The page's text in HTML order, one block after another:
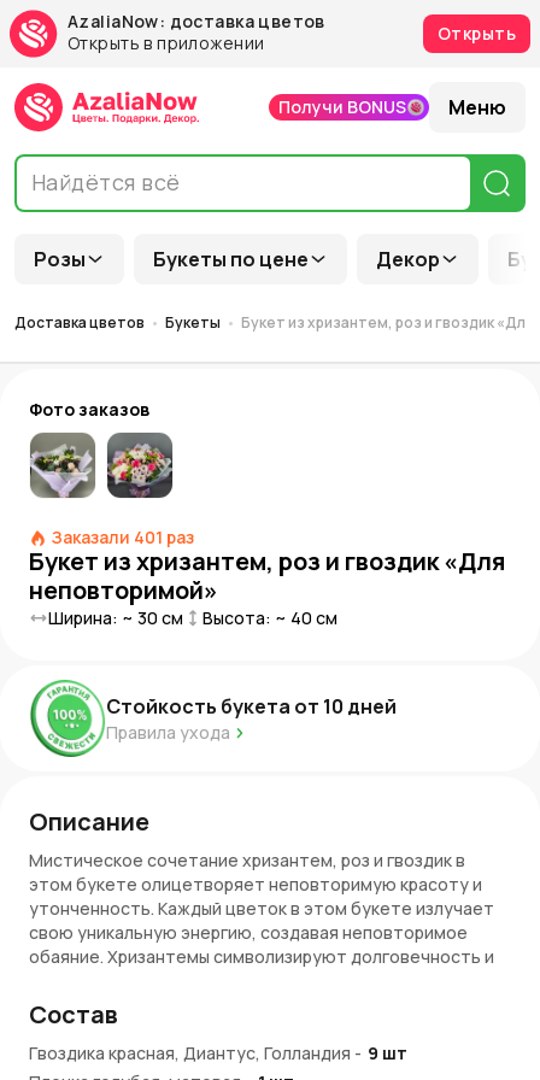
AzaliaNow: доставка цветов
Открыть в приложении
Открыть
Розы Букеты по цене Декор
Получи BONUS Меню
Доставка цветов Букеты Букет из хризантем, роз и гвоздик
Фото заказов
Заказали 401 раз
Букет из хризантем, роз и гвоздик «Для
неповторимой»
Ширина: ~ 30 см Высота: ~ 40 см
Стойкость букета от 10 дней
Правила ухода
Описание
Мистическое сочетание хризантем, роз и гвоздик в
этом букете олицетворяет неповторимую красоту и
утонченность. Каждый цветок в этом букете излучает
свою уникальную энергию, создавая неповторимое
обаяние. Хризантемы символизируют долговечность и
гвоздики добавляют нотку элегантности и
изысканности. Этот букет станет идеальным подарком
для особенного человека, который ценит красоту и
Состав
Гвоздика красная, Диантус, Голландия - 9 шт